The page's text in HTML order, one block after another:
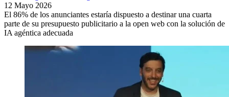
12 Mayo 2026
El 86% de los anunciantes estaría dispuesto a destinar una cuarta
parte de su presupuesto publicitario a la open web con la solución de
IA agéntica adecuada